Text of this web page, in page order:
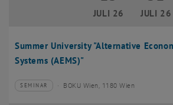
Summer University "Alternative
Systems (AEMS)"
JULI 26 JULI 26
Veranstaltungstyp:
SEMINAR
Veranstaltungsort:BOKU Wien, 1180 Wien